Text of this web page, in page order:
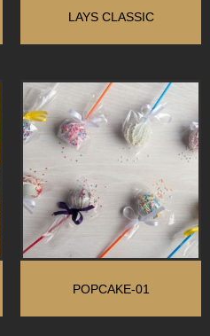
LAYS CLASSIC
POPCAKE-01